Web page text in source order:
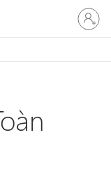
Đăng
nhập
tài
của